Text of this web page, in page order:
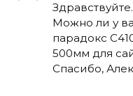
Здравствуйте.
Можно ли у
парадокс
500мм для
Спасибо,